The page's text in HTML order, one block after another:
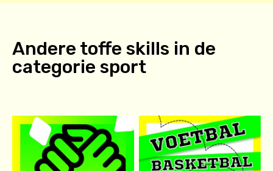
Andere toffe skills in de
categorie sport